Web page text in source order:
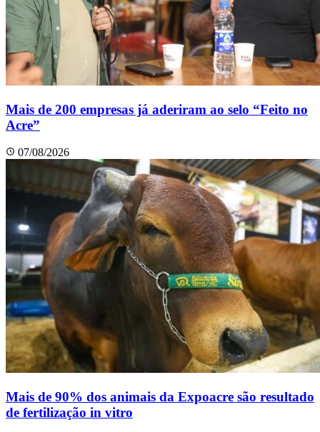
Mais de 200 empresas já aderiram ao selo “Feito no
Acre”
07/08/2026
Mais de 90% dos animais da Expoacre são resultado
de fertilização in vitro